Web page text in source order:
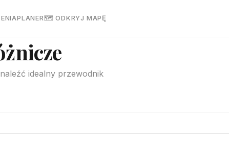
PLANER🗺 ODKRYJ MAPĘ
idealny przewodnik